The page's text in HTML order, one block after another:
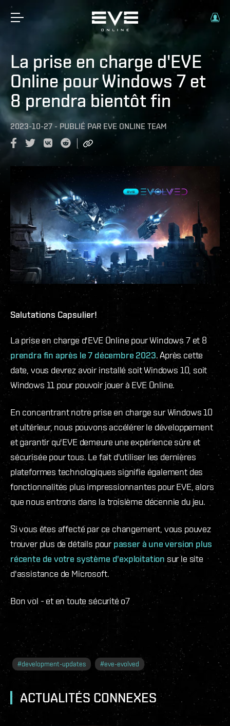
La prise en charge d'EVE
Online pour Windows 7 et
8 prendra bientôt fin
2023-10-27 - PUBLIÉ PAR EVE ONLINE TEAM
Salutations Capsulier!
La prise en charge d'EVE Online pour Windows 7 et 8
prendra fin après le 7 décembre 2023. Après cette
date, vous devrez avoir installé soit Windows 10, soit
Windows 11 pour pouvoir jouer à EVE Online.
En concentrant notre prise en charge sur Windows 10
et ultérieur, nous pouvons accélérer le développement
et garantir qu'EVE demeure une expérience sûre et
sécurisée pour tous. Le fait d'utiliser les dernières
plateformes technologiques signifie également des
fonctionnalités plus impressionnantes pour EVE, alors
que nous entrons dans la troisième décennie du jeu.
Si vous êtes affecté par ce changement, vous pouvez
trouver plus de détails pourpasser à une version plus
récente de votre système d'exploitationsur le site
d'assistance de Microsoft.
Bon vol - et en toute sécurité o7
#development-updates #eve-evolved
ACTUALITÉS CONNEXES